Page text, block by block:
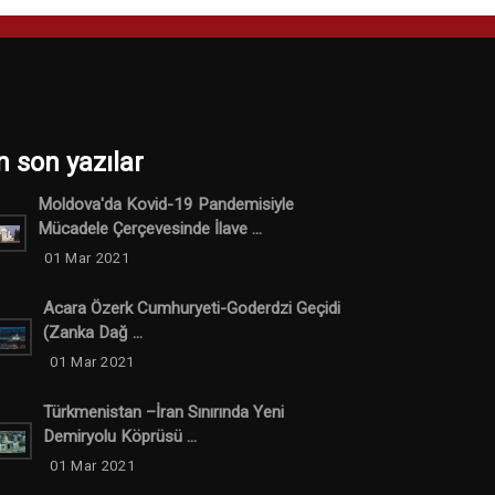
son yazılar
Moldova'da Kovid-19 Pandemisiyle
Mücadele Çerçevesinde İlave ...
01 Mar 2021
Acara Özerk Cumhuryeti-Goderdzi Geçidi
(Zanka Dağ ...
01 Mar 2021
Türkmenistan –İran Sınırında Yeni
Demiryolu Köprüsü ...
01 Mar 2021